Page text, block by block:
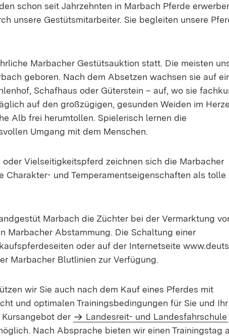
schon seit Jahrzehnten in Marbach Pferde
unsere Gestütsmitarbeiter. Sie begleiten unsere
Marbacher Gestütsauktion statt. Die meisten
geboren. Nach dem Absetzen wachsen sie auf
Schafhaus oder Güterstein – auf, wo sie
auf den großzügigen, gesunden Weiden im
Alb frei herumtollen. Spielerisch lernen die
Umgang mit dem Menschen.
Vielseitigkeitspferd zeichnen sich die Marbacher
Charakter- und Temperamentseigenschaften als tolle
Marbach die Züchter bei der Vermarktung
Marbacher Abstammung. Die Schaltung einer
oder auf der Internetseite
Marbacher Blutlinien zur Verfügung.
wir Sie auch nach dem Kauf eines Pferdes mit
und optimalen Trainingsbedingungen für Sie und Ihr
der
Landesreit- und Landesfahrschule
Nach Absprache bieten wir einen Trainingstag